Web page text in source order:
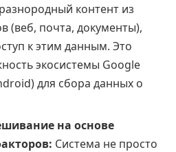
контент из
(веб, почта, документы),
к этим данным. Это
экосистемы Google
для сбора данных о
на основе
Система не просто